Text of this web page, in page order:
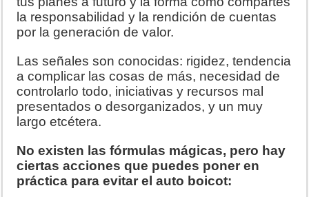
la responsabilidad y la rendición de cuentas
por la generación de valor.
Las señales son conocidas: rigidez, tendencia
a complicar las cosas de más, necesidad de
controlarlo todo, iniciativas y recursos mal
presentados o desorganizados, y un muy
largo etcétera.
No existen las fórmulas mágicas, pero hay
ciertas acciones que puedes poner en
práctica para evitar el auto boicot: